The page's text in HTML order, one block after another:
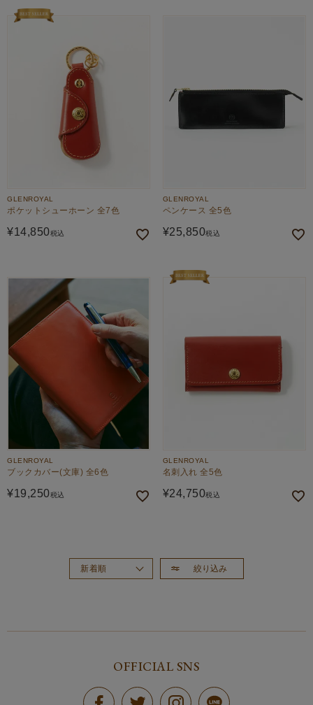
GLENROYAL
ポケットシューホーン 全7色
¥14,850税込
GLENROYAL
ペンケース 全5色
¥25,850税込
GLENROYAL
ブックカバー(文庫) 全6色
¥19,250税込
GLENROYAL
名刺入れ 全5色
¥24,750税込
絞り込み
新着順
OFFICIAL SNS